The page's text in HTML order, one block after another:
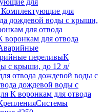
для
Комплектующие для
дождевой воды с крыши,
для отвода
воронкам для отвода
переливыК
с крыши, до 12 л/
отвода дождевой воды с
дождевой воды с
К воронкам для отвода
Системы